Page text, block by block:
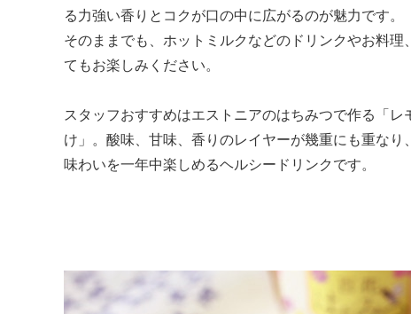
る力強い香りとコクが口の中に広がるのが魅力です。
そのままでも、ホットミルクなどのドリンクやお料理
てもお楽しみください。
スタッフおすすめはエストニアのはちみつで作る「レ
け」。酸味、甘味、香りのレイヤーが幾重にも重なり
味わいを一年中楽しめるヘルシードリンクです。